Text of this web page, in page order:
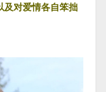
对爱情各自笨拙